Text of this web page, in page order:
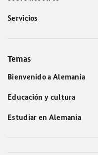
Servicios
Temas
Bienvenido a Alemania
Educación y cultura
Estudiar en Alemania